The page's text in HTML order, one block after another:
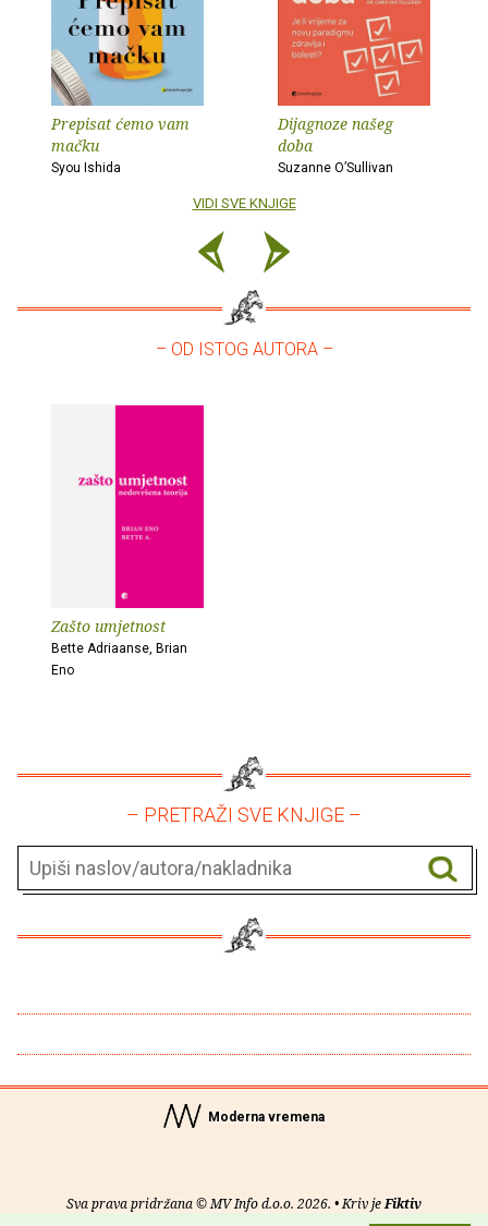
Prepisat ćemo vam
mačku
Syou Ishida
Dijagnoze našeg
doba
Suzanne O’Sullivan
VIDI SVE KNJIGE
– OD ISTOG AUTORA –
Zašto umjetnost
Bette Adriaanse, Brian
Eno
– PRETRAŽI SVE KNJIGE –
Moderna vremena
Sva prava pridržana © MV Info d.o.o. 2026. • Kriv jeFiktiv